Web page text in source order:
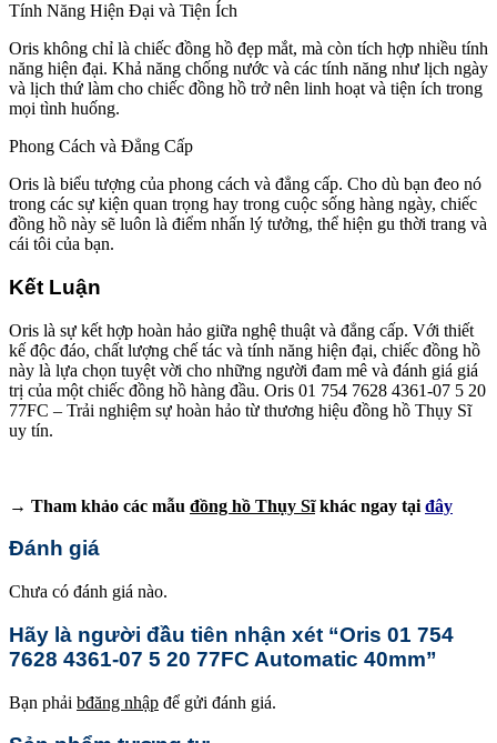
Tính Năng Hiện Đại và Tiện Ích
Oris không chỉ là chiếc đồng hồ đẹp mắt, mà còn tích hợp nhiều tính
năng hiện đại. Khả năng chống nước và các tính năng như lịch ngày
và lịch thứ làm cho chiếc đồng hồ trở nên linh hoạt và tiện ích trong
mọi tình huống.
Phong Cách và Đẳng Cấp
Oris là biểu tượng của phong cách và đẳng cấp. Cho dù bạn đeo nó
trong các sự kiện quan trọng hay trong cuộc sống hàng ngày, chiếc
đồng hồ này sẽ luôn là điểm nhấn lý tưởng, thể hiện gu thời trang và
cái tôi của bạn.
Kết Luận
Oris là sự kết hợp hoàn hảo giữa nghệ thuật và đẳng cấp. Với thiết
kế độc đáo, chất lượng chế tác và tính năng hiện đại, chiếc đồng hồ
này là lựa chọn tuyệt vời cho những người đam mê và đánh giá giá
trị của một chiếc đồng hồ hàng đầu. Oris 01 754 7628 4361-07 5 20
77FC – Trải nghiệm sự hoàn hảo từ thương hiệu đồng hồ Thụy Sĩ
uy tín.
→ Tham khảo các mẫu đồng hồ Thụy Sĩkhác ngay tại đây
Đánh giá
Chưa có đánh giá nào.
Hãy là người đầu tiên nhận xét “Oris 01 754
7628 4361-07 5 20 77FC Automatic 40mm”
Bạn phải bđăng nhập để gửi đánh giá.